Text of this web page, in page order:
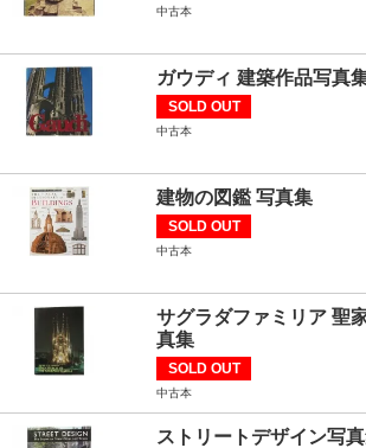
中古本
ガウディ 建築作品写真
SOLD OUT
中古本
建物の図鑑 写真集
SOLD OUT
中古本
サグラダファミリア 聖
真集
SOLD OUT
中古本
ストリートデザイン写